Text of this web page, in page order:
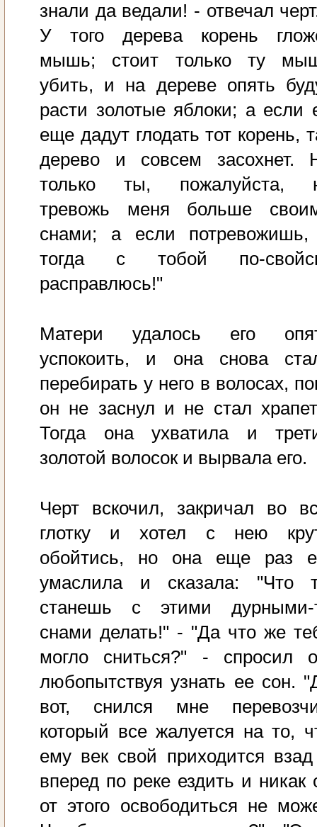
знали да ведали! - отвечал
У того дерева корень
мышь; стоит только ту
убить, и на дереве опять
расти золотые яблоки; а если
еще дадут глодать тот корень,
дерево и совсем засохнет.
только ты, пожалуйста,
тревожь меня больше
снами; а если
тогда с тобой по-
расправлюсь!"
Матери удалось его
успокоить, и она снова
перебирать у него в волосах,
он не заснул и не стал
Тогда она ухватила и
золотой волосок и вырвала его.
Черт вскочил, закричал во
глотку и хотел с нею
обойтись, но она еще раз
умаслила и сказала: "Что
станешь с этими дурными-
снами делать!" - "Да что же
могло сниться?" - спросил
любопытствуя узнать ее сон.
вот, снился мне
который все жалуется на то,
ему век свой приходится
вперед по реке ездить и никак
от этого освободиться не